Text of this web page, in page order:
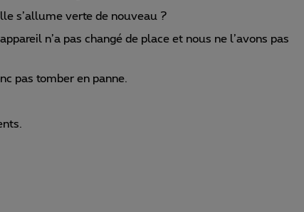
s’allume verte de nouveau ?
n’a pas changé de place et nous ne l’avons pas
pas tomber en panne.